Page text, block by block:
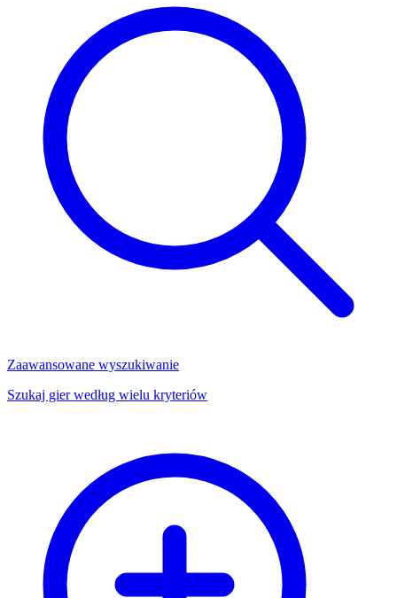
Zaawansowane wyszukiwanie
Szukaj gier według wielu kryteriów